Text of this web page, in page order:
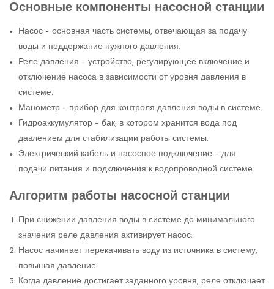
Основные компоненты насосной станции
Насос – основная часть системы, отвечающая за подачу
воды и поддержание нужного давления.
Реле давления – устройство, регулирующее включение и
отключение насоса в зависимости от уровня давления в
системе.
Манометр – прибор для контроля давления воды в системе.
Гидроаккумулятор – бак, в котором хранится вода под
давлением для стабилизации работы системы.
Электрический кабель и насосное подключение – для
подачи питания и подключения к водопроводной системе.
Алгоритм работы насосной станции
При снижении давления воды в системе до минимального
значения реле давления активирует насос.
Насос начинает перекачивать воду из источника в систему,
повышая давление.
Когда давление достигает заданного уровня, реле отключает